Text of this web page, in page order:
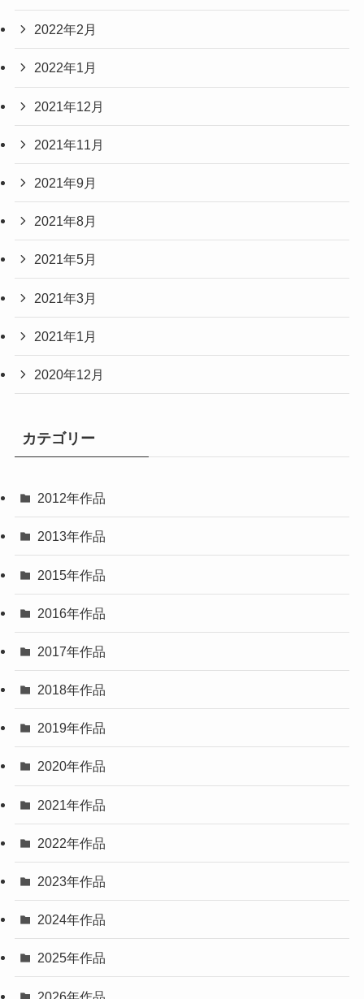
2022年2月
2022年1月
2021年12月
2021年11月
2021年9月
2021年8月
2021年5月
2021年3月
2021年1月
2020年12月
カテゴリー
2012年作品
2013年作品
2015年作品
2016年作品
2017年作品
2018年作品
2019年作品
2020年作品
2021年作品
2022年作品
2023年作品
2024年作品
2025年作品